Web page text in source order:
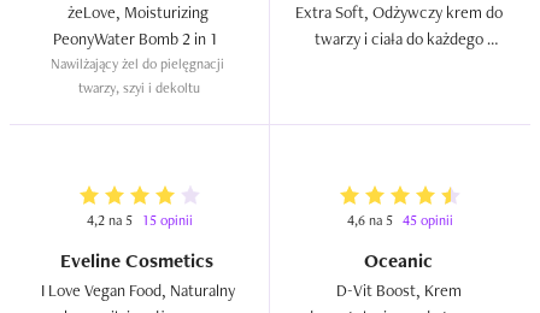
żeLove, Moisturizing
Nawilżający żel do pielęgnacji
twarzy, szyi i dekoltu
Extra Soft, Odżywczy krem do
twarzy i ciała do każdego
4,2 na 5 15 opinii
Eveline Cosmetics
I Love Vegan Food, Naturalny
4,6 na 5 45 opinii
Oceanic
D-Vit Boost, Krem